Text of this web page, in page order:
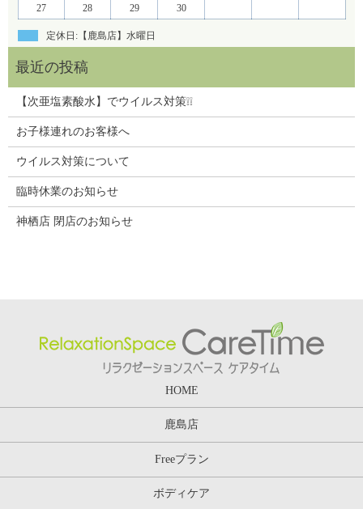
27
28 29 30
定休日:【鹿島店】水曜日
【次亜塩素酸水】でウイルス対策❕❕
お子様連れのお客様へ
ウイルス対策について
臨時休業のお知らせ
神栖店 閉店のお知らせ
HOME
鹿島店
Freeプラン
ボディケア